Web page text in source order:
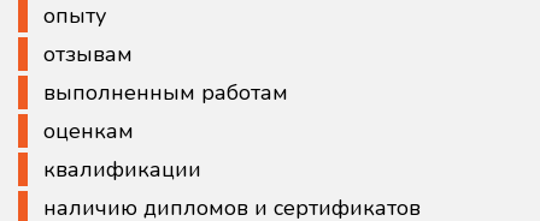
опыту
отзывам
выполненным работам
оценкам
квалификации
наличию дипломов и сертификатов